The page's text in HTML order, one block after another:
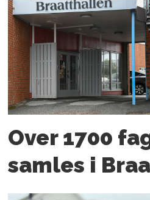
Over 1700
samles i